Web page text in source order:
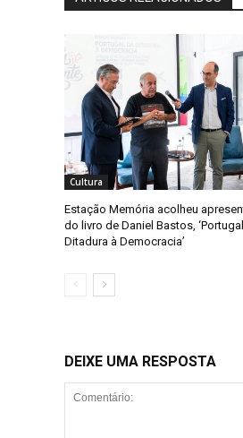
Cultura
Estação Memória acolheu
do livro de Daniel Bastos,
Ditadura à Democracia’
DEIXE UMA RESPOSTA